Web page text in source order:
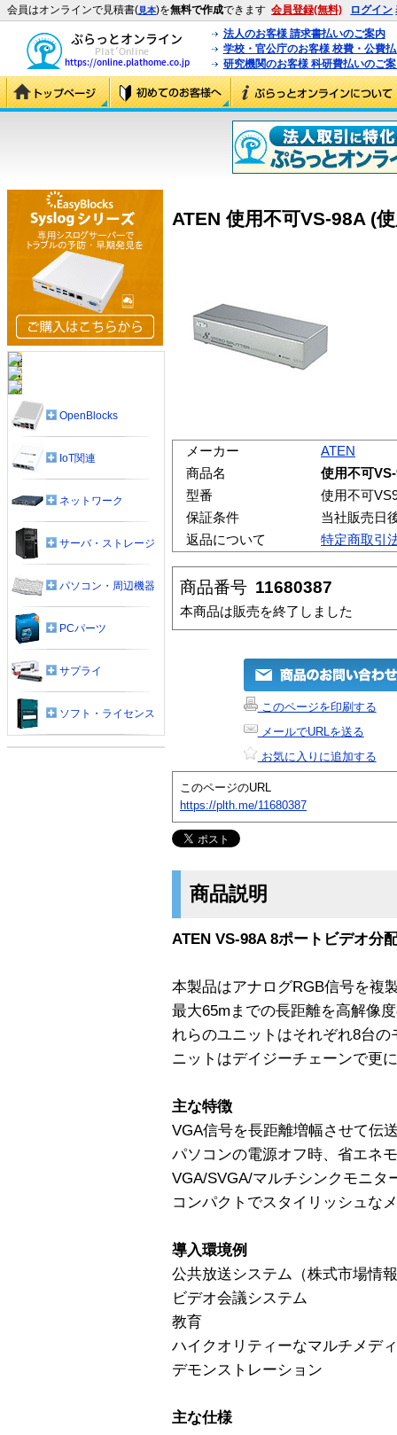
会員はオンラインで見積書(見本)を無料で作成できます 会員登録(無料) ログイン
法人のお客様 請求書払いのご案内
学校・官公庁のお客様 校費・公費
研究機関のお客様 科研費払いのご
ATEN 使用不可VS-98A (
メーカー
ATEN
商品名
使用不可
型番
使用不可
保証条件
当社販売日
返品について
特定商取引
商品番号 11680387
本商品は販売を終了しました
このページを印刷する
メールでURLを送る
お気に入りに追加する
このページのURL
https://plth.me/11680387
商品説明
ATEN VS-98A 8ポートビデオ分
本製品はアナログRGB信号を複
最大65mまでの長距離を高解像
れらのユニットはそれぞれ8台
ニットはデイジーチェーンで更
主な特徴
VGA信号を長距離増幅させて伝
パソコンの電源オフ時、省エネ
VGA/SVGA/マルチシンクモニタ
コンパクトでスタイリッシュな
導入環境例
公共放送システム（株式市場情
ビデオ会議システム
教育
ハイクオリティーなマルチメデ
デモンストレーション
主な仕様
OpenBlocks
IoT関連
ネットワーク
サーバ・ストレージ
パソコン・周辺機器
PCパーツ
サプライ
ソフト・ライセンス